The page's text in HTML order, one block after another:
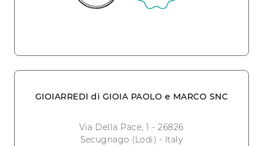
GIOIARREDI di GIOIA PAOLO e MARCO SNC
Via Della Pace, 1 - 26826
Secugnago (Lodi) - Italy